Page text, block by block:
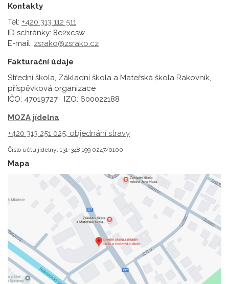
Kontakty
Tel: +420 313 112 511
ID schránky: 8e2xcsw
E-mail: zsrako@zsrako.cz
Fakturační údaje
Střední škola, Základní škola a Mateřská škola Rakovník,
příspěvková organizace
IČO: 47019727 IZO: 600022188
MOZA jídelna
+420 313 251 025; objednání stravy
Číslo účtu jídelny: 131-348 199 0247/0100
Mapa